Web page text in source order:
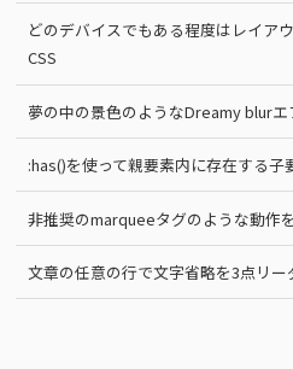
どのデバイスでもある程度はレイア
CSS
夢の中の景色のようなDreamy blurエ
:has()を使って親要素内に存在する子
非推奨のmarqueeタグのような動作
文章の任意の行で文字省略を3点リ